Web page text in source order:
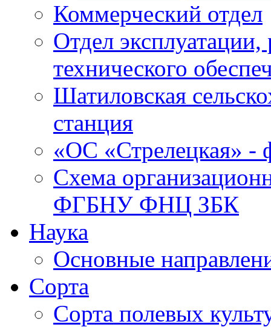
Коммерческий отдел
Отдел
технического
Шатиловская
станция
«ОС «Стрелецкая»
Схема
ФГБНУ ФНЦ ЗБК
Наука
Основные
Сорта
Сорта полевых